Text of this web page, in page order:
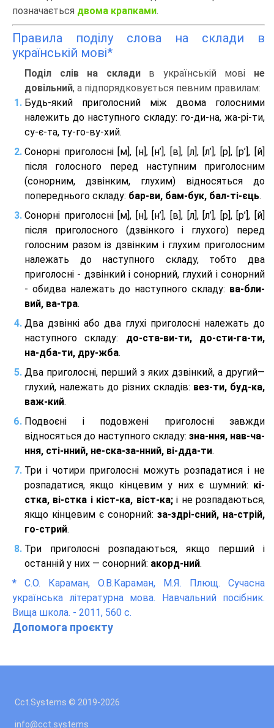
позначається двома крапками.
Правила поділу слова на склади в
українській мові*
Поділ слів на складив українській мові не
довільний, а підпорядковується певним правилам:
Будь-який приголосний між двома голосними
належить до наступного складу: го-ди-на, жа-рі-ти,
су-є-та, ту-го-ву-хий.
Сонорні приголосні [м], [н], [н’], [в], [л], [л’], [р], [р’], [й]
після голосного перед наступним приголосним
(сонорним, дзвінким, глухим) відносяться до
попереднього складу: бар-ви, бам-бук, бал-ті-єць.
Сонорні приголосні [м], [н], [н’], [в], [л], [л’], [р], [р’], [й]
після приголосного (дзвінкого і глухого) перед
голосним разом із дзвінким і глухим приголосним
належать до наступного складу, тобто два
приголосні - дзвінкий і сонорний, глухий і сонорний
- обидва належать до наступного складу: ва-бли-
вий, ва-тра.
Два дзвінкі або два глухі приголосні належать до
наступного складу: до-ста-ви-ти, до-сти-га-ти,
на-дба-ти, дру-жба.
Два приголосні, перший з яких дзвінкий, а другий—
глухий, належать до різних складів: вез-ти, буд-ка,
важ-кий.
Подвоєні і подовжені приголосні завжди
відносяться до наступного складу: зна-ння, нав-ча-
ння, сті-нний, не-ска-за-нний, ві-дда-ти.
Три і чотири приголосні можуть розпадатися і не
розпадатися, якщо кінцевим у них є шумний: кі-
стка, ві-стка і кіст-ка, віст-ка;і не розпадаються,
якщо кінцевим є сонорний: за-здрі-сний, на-стрій,
го-стрий.
Три приголосні розпадаються, якщо перший і
останній у них — сонорний: акорд-ний.
* С.О. Караман, О.В.Караман, М.Я. Плющ. Сучасна
українська літературна мова. Навчальний посібник.
Вища школа. - 2011, 560 с.
Допомога проєкту
Cct.Systems © 2019-2026
info@cct.systems